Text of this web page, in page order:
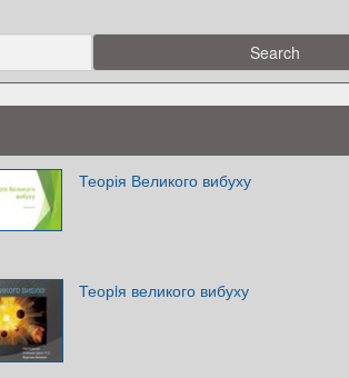
Теорія Великого вибуху
Теорiя великого вибуху